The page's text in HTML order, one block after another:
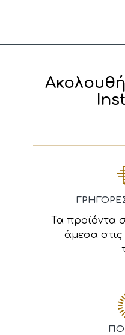
Τα προϊόντα
άμεσα στις